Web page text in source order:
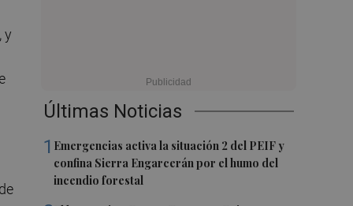
Últimas Noticias
1 Emergencias activa la situación 2 del PEIF y
confina Sierra Engarcerán por el humo del
incendio forestal
, y